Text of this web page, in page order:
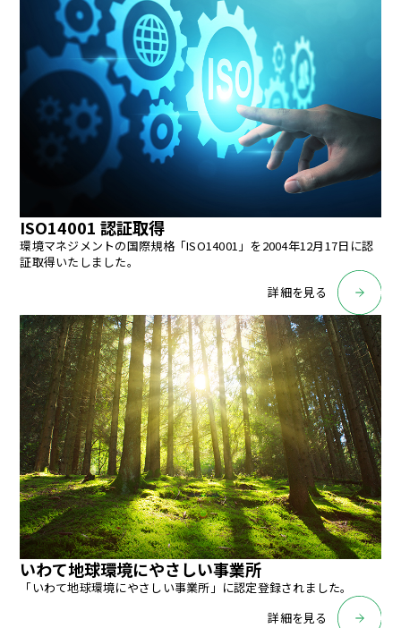
ISO14001 認証取得
環境マネジメントの国際規格「ISO14001」を2004年12月17日に認
証取得いたしました。
詳細を見る
いわて地球環境にやさしい事業所
「いわて地球環境にやさしい事業所」に認定登録されました。
詳細を見る